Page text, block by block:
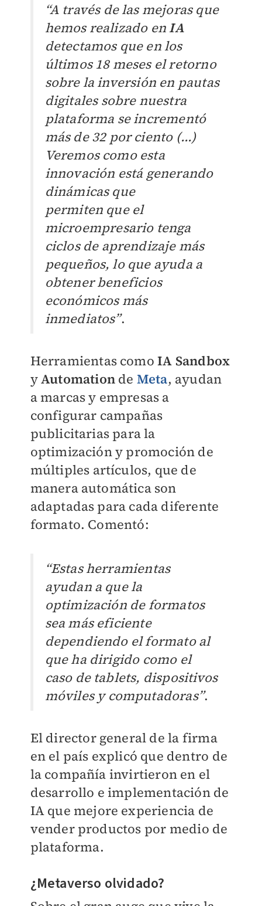
“A través de las mejoras que
hemos realizado en IA
detectamos que en los
últimos 18 meses el retorno
sobre la inversión en pautas
digitales sobre nuestra
plataforma se incrementó
más de 32 por ciento (...)
Veremos como esta
innovación está generando
dinámicas que
permiten que el
microempresario tenga
ciclos de aprendizaje más
pequeños, lo que ayuda a
obtener beneficios
económicos más
inmediatos”.
Herramientas comoIA Sandbox
yAutomationde Meta, ayudan
a marcas y empresas a
configurar campañas
publicitarias para la
optimización y promoción de
múltiples artículos, que de
manera automática son
adaptadas para cada diferente
formato. Comentó:
“Estas herramientas
ayudan a que la
optimización de formatos
sea más eficiente
dependiendo el formato al
que ha dirigido como el
caso de tablets, dispositivos
móviles y computadoras”.
El director general de la firma
en el país explicó que dentro de
la compañía invirtieron en el
desarrollo e implementación de
IA que mejore experiencia de
vender productos por medio de
plataforma.
¿Metaverso olvidado?